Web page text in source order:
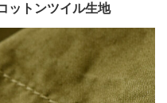
ットンツイル生地